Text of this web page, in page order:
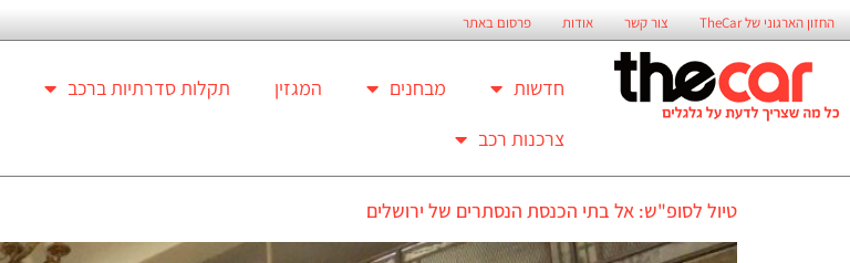
החזון הארגוני של TheCar צור קשר אודות פרסום באתר
חדשות מבחנים המגזין תקלות סדרתיות ברכב
צרכנות רכב
טיול לסופ"ש: אל בתי הכנסת הנסתרים של ירושלים